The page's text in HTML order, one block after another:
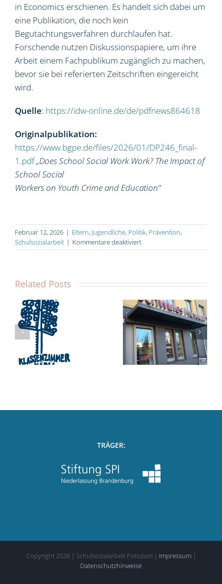
in Economics erschienen. Es handelt sich dabei um
eine Publikation, die noch kein
Begutachtungsverfahren durchlaufen hat.
Forschende nutzen Diskussionspapiere, um ihre
Arbeit einem Fachpublikum zugänglich zu machen,
bevor sie bei referierten Zeitschriften eingereicht
wird.
Quelle: https://idw-online.de/de/pdfnews864618
Originalpublikation:
https://www.bgpe.de/files/2026/01/DP246_final-
1.pdf„Does School Social Work Work? The Impact of
School Social
Workers on Youth Crime and Education“
Februar 12, 2026 | Eltern, Jugendliche, Politik, Prävention,
Schulsozialarbeit | Kommentare deaktiviertfür
Prävention
Schulsozialarbeit
senkt
Related Posts
Klassenzimmer
KarLi braucht
Dich!
Humboldt
Gymnasium
Potsdam –
Besuch des
Schwulen
TRÄGER:
Copyright 2026| Schulsozialarbeit Potsdam | Impressum|
Datenschutzhinweise